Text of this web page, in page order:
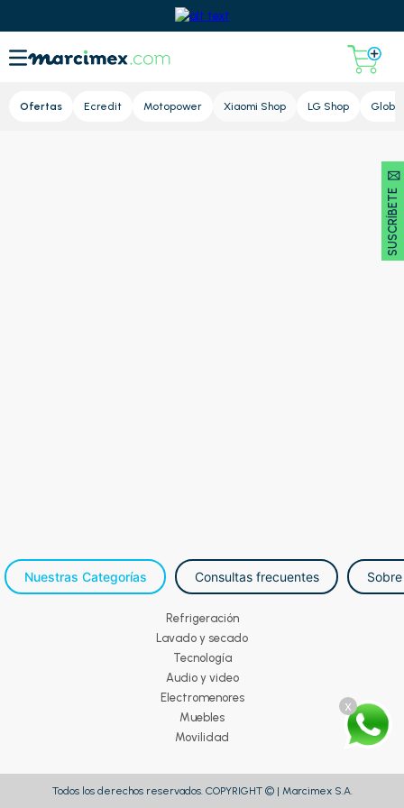
Ofertas Ecredit Motopower Xiaomi Shop LG Shop Global
SUSCRÍBETE 🖂
x
Nuestras Categorías Consultas frecuentes
Refrigeración
Lavado y secado
Tecnología
Audio y video
Electromenores
Muebles
Movilidad
Todos los derechos reservados. COPYRIGHT © | Marcimex S.A.